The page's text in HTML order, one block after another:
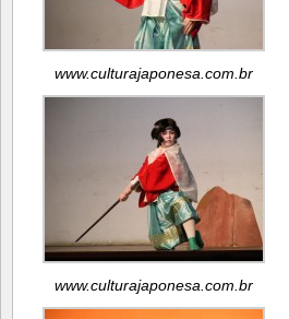
www.culturajaponesa.com.br
www.culturajaponesa.com.br